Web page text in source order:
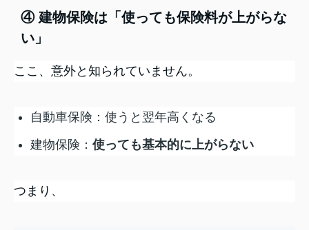
④ 建物保険は「使っても保険料が上がらな
い」
ここ、意外と知られていません。
自動車保険：使うと翌年高くなる
建物保険： 使っても基本的に上がらない
つまり、